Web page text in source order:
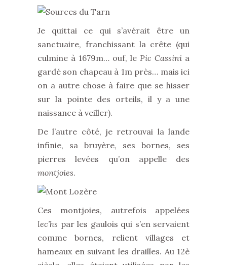
Je quittai ce qui s’avérait être un
sanctuaire, franchissant la crête (qui
culmine à 1679m… ouf, le Pic Cassini a
gardé son chapeau à 1m près… mais ici
on a autre chose à faire que se hisser
sur la pointe des orteils, il y a une
naissance à veiller).
De l’autre côté, je retrouvai la lande
infinie, sa bruyère, ses bornes, ses
pierres levées qu’on appelle des
montjoies.
Ces montjoies, autrefois appelées
lec’hs par les gaulois qui s’en servaient
comme bornes, relient villages et
hameaux en suivant les drailles. Au 12è